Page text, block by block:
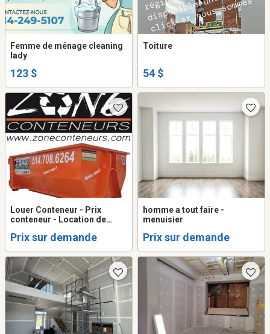
Femme de ménage cleaning
lady
123 $
Toiture
54 $
Louer Conteneur - Prix
conteneur - Location de
Prix sur demande
homme a tout faire -
menuisier
Prix sur demande